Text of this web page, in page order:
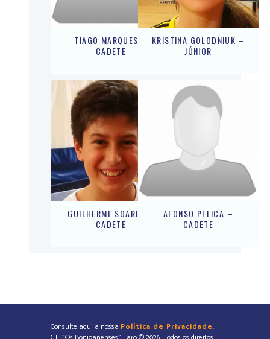
TIAGO MARQUES –
CADETE
KRISTINA GOLODNIUK –
JÚNIOR
GUILHERME SOARES –
CADETE
AFONSO PELICA –
CADETE
Consulte aqui a nossa Política de Privacidade.